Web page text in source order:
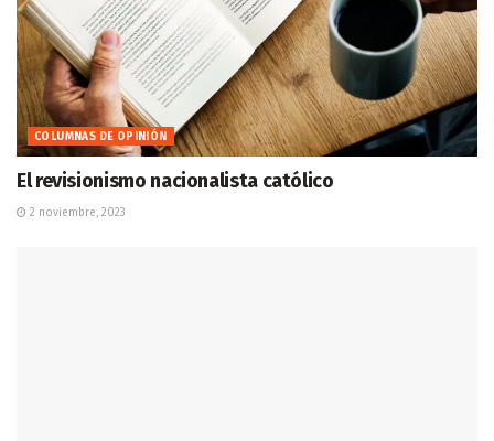
COLUMNAS DE OPINIÓN
El revisionismo nacionalista católico
2 noviembre, 2023